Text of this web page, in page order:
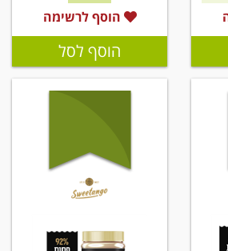
הוסף לרשימה
הוסף לסל